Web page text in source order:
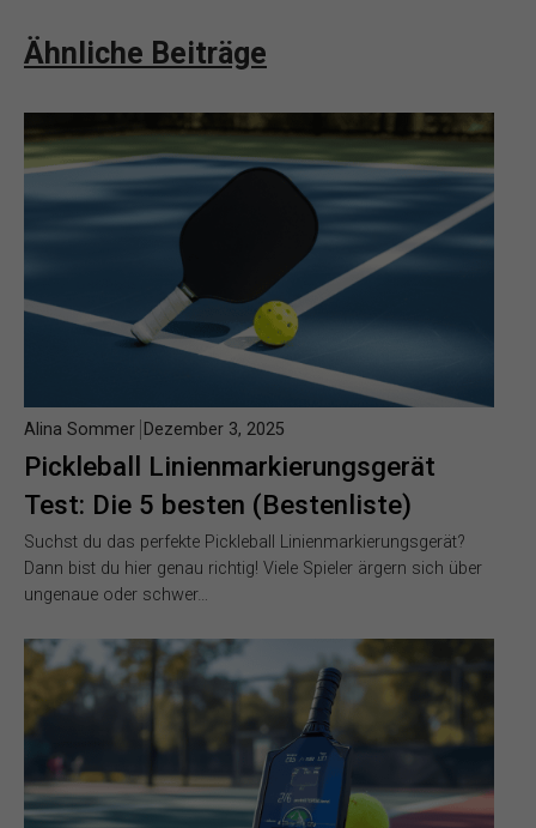
Ähnliche Beiträge
Pickleball Linienmarkierungsgerät
Test: Die 5 besten (Bestenliste)
Alina Sommer Dezember 3, 2025
Suchst du das perfekte Pickleball Linienmarkierungsgerät?
Dann bist du hier genau richtig! Viele Spieler ärgern sich über
ungenaue oder schwer…